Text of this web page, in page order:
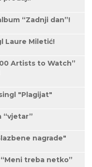
“Zadnji dan”!
Laure Miletić!
Artists to Watch”
"Plagijat"
“vjetar”
nagrade"
treba netko”